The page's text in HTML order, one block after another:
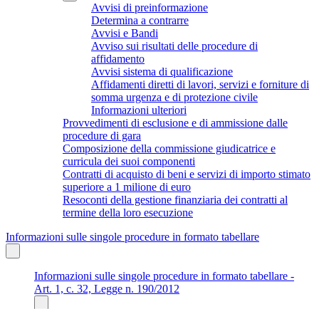
Avvisi di preinformazione
Determina a contrarre
Avvisi e Bandi
Avviso sui risultati delle procedure di
affidamento
Avvisi sistema di qualificazione
Affidamenti diretti di lavori, servizi e forniture di
somma urgenza e di protezione civile
Informazioni ulteriori
Provvedimenti di esclusione e di ammissione dalle
procedure di gara
Composizione della commissione giudicatrice e
curricula dei suoi componenti
Contratti di acquisto di beni e servizi di importo stimato
superiore a 1 milione di euro
Resoconti della gestione finanziaria dei contratti al
termine della loro esecuzione
Informazioni sulle singole procedure in formato tabellare
Informazioni sulle singole procedure in formato tabellare -
Art. 1, c. 32, Legge n. 190/2012